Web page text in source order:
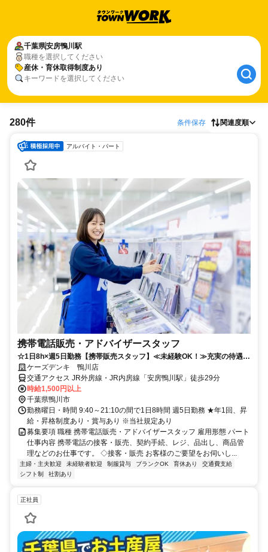
千葉県安房鴨川駅
職種を選択してください
産休・育休取得制度あり
キーワードを選択してください
280件 条件保存 関連度順
アルバイト・パート
携帯電話販売・アドバイザースタッフ
☆1日8h×週5日勤務【携帯販売スタッフ】≪未経験OK！≫充実の待遇で
働きやすさ抜群◎
ケーズデンキ 鴨川店
交通アクセス JR外房線・JR内房線「安房鴨川駅」徒歩29分
時給1,500円以上
千葉県鴨川市
勤務曜日・時間 9:40～21:10の間で1日8時間 週5日勤務 ★年1回、昇
給・昇格制度あり・賞与あり ※当社規定あり
募集要項 職種 携帯電話販売・アドバイザースタッフ 雇用形態 パート
仕事内容 携帯電話の接客・販売、契約手続、レジ、品出し、商品管
理などのお仕事です。 ◇接客・販売 お客様のご要望をお伺いし...
主婦・主夫歓迎 未経験者歓迎 制服貸与 ブランクOK 育休あり
交通費支給
シフト制
社割あり
正社員